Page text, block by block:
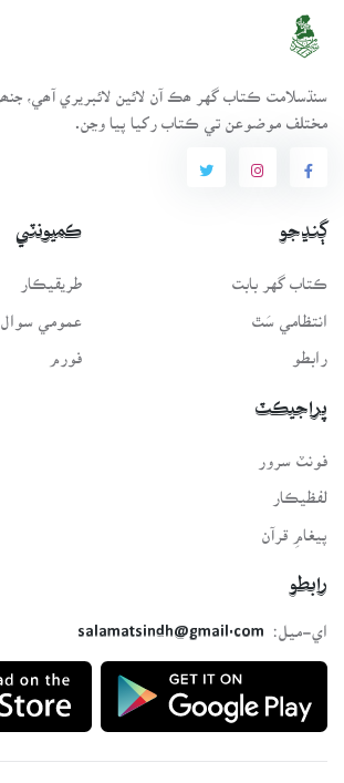
مختلف موضوعن تي ڪتاب رکيا پيا وڃن.
ڳنڍجو
ڪتاب گهر بابت
انتظامي سَٿ
رابطو
ڪميونٽي
طريقيڪار
عمومي سوال
فورم
پراجيڪٽ
لفظيڪار
پيغامِ قرآن
رابطو
اي-ميل:
salamatsindh@gmail.com